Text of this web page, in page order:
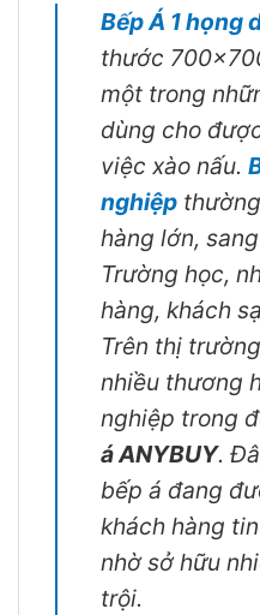
Bếp Á 1 họng
thước
một trong
dùng cho
việc xào nấu.
nghiệp
hàng lớn,
Trường học,
hàng, khách
Trên thị
nhiều thương
nghiệp trong
á ANYBUY.
bếp á đang
khách hàng
nhờ sở hữu
trội.